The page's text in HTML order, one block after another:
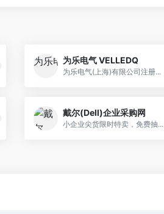
为乐电气 VELLEDQ
为乐电气(上海)有限公司注册...
戴尔(Dell)企业采购网
小企业尖货限时特卖，免费抽...